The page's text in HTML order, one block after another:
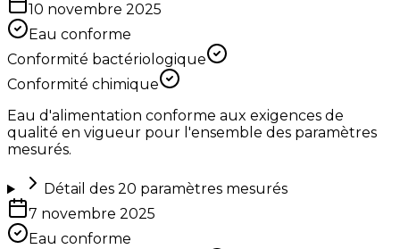
10 novembre 2025
Eau conforme
Conformité bactériologique
Conformité chimique
Eau d'alimentation conforme aux exigences de
qualité en vigueur pour l'ensemble des paramètres
mesurés.
Détail des 20 paramètres mesurés
7 novembre 2025
Eau conforme